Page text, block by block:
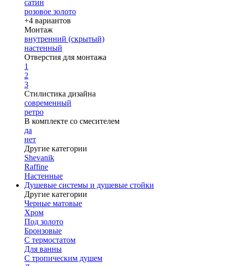
сатин
розовое золото
+4 вариантов
Монтаж
внутренний (скрытый)
настенный
Отверстия для монтажа
1
2
3
Стилистика дизайна
современный
ретро
В комплекте со смесителем
да
нет
Другие категории
Shevanik
Raffine
Настенные
Душевые системы и душевые стойки
Другие категории
Черные матовые
Хром
Под золото
Бронзовые
С термостатом
Для ванны
С тропическим душем